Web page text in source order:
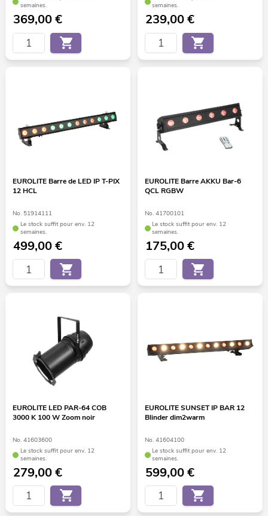
semaines.
369,00€
semaines.
239,00€
EUROLITE Barre de LED IP T-PIX
12 HCL
No. 51914111
Le stock suffit pour env. 12
semaines.
499,00€
EUROLITE Barre AKKU Bar-6
QCL RGBW
No. 41700101
Le stock suffit pour env. 12
semaines.
175,00€
EUROLITE LED PAR-64 COB
3000 K 100 W Zoom noir
No. 41603600
Le stock suffit pour env. 12
semaines.
279,00€
EUROLITE SUNSET IP BAR 12
Blinder dim2warm
No. 41604100
Le stock suffit pour env. 12
semaines.
599,00€